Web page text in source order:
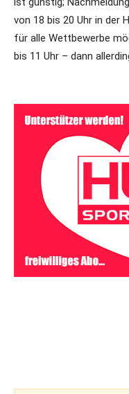
von 18 bis 20 Uhr in der
für alle Wettbewerbe
bis 11 Uhr – dann